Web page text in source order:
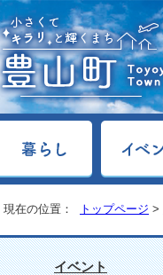
現在の位置： トップページ >
イベント